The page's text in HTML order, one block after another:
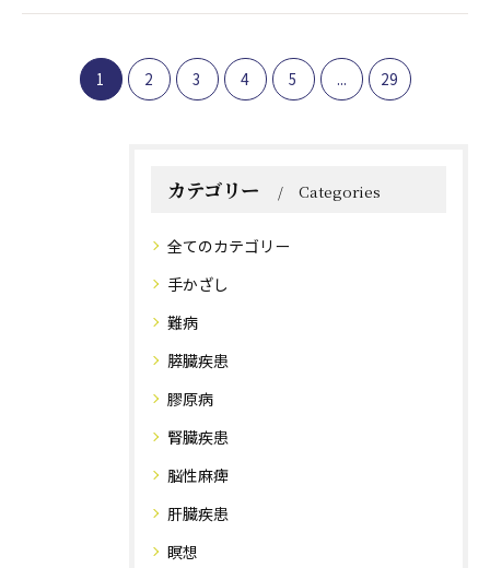
1 2 3 4 5 ... 29
カテゴリー Categories
全てのカテゴリー
手かざし
難病
膵臓疾患
膠原病
腎臓疾患
脳性麻痺
肝臓疾患
瞑想